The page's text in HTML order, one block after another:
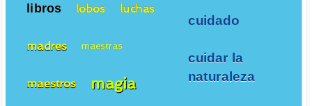
cuidado
cuidar la
naturaleza
libros lobos luchas
madres maestras
maestros magia